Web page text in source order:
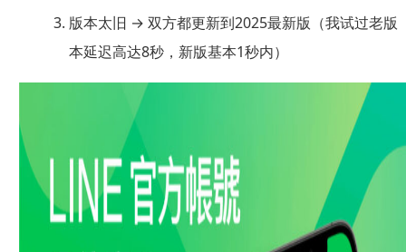
版本太旧 → 双方都更新到2025最新版（我试过老版
本延迟高达8秒，新版基本1秒内）